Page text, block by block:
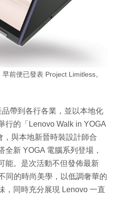
前便已發表 Project Limitless。
帶到各行各業，並以本地化
行的「Lenovo Walk in YOGA
，與本地新晉時裝設計師合
新 YOGA 電腦系列登場，
能。是次活動不但發佈最新
同的時尚美學，以低調奢華的
，同時充分展現 Lenovo 一直